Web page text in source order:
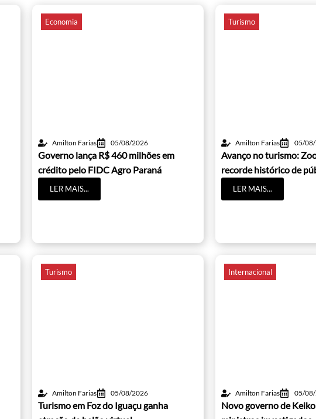
Economia
Amilton Farias 05/08/2026
Governo lança R$ 460 milhões em
crédito pelo FIDC Agro Paraná
LER MAIS...
Turismo
Amilton Farias 05/
Avanço no turismo:
recorde histórico de
LER MAIS...
Turismo
Amilton Farias 05/08/2026
Turismo em Foz do Iguaçu ganha
Internacional
Amilton Farias 05/
Novo governo de